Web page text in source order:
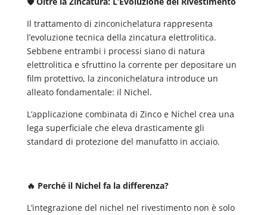
Il trattamento di zinconichelatura rappresenta
l’evoluzione tecnica della zincatura elettrolitica.
Sebbene entrambi i processi siano di natura
elettrolitica e sfruttino la corrente per depositare un
film protettivo, la zinconichelatura introduce un
alleato fondamentale: il Nichel.
L’applicazione combinata di Zinco e Nichel crea una
lega superficiale che eleva drasticamente gli
standard di protezione del manufatto in acciaio.
🔥 Perché il Nichel fa la differenza?
L’integrazione del nichel nel rivestimento non è solo